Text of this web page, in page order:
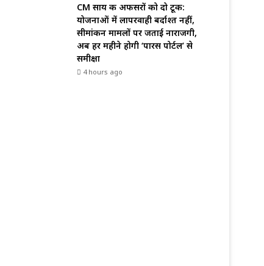
CM साय की अफसरों को दो टूक:
योजनाओं में लापरवाही बर्दाश्त नहीं,
सीमांकन मामलों पर जताई नाराजगी,
अब हर महीने होगी ‘पारस पोर्टल’ से
समीक्षा
4 hours ago